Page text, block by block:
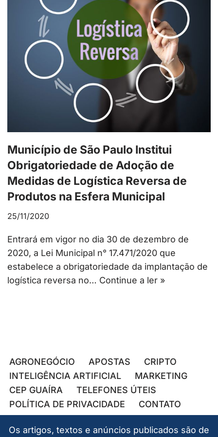
Município de São Paulo Institui
Obrigatoriedade de Adoção de
Medidas de Logística Reversa de
Produtos na Esfera Municipal
25/11/2020
Entrará em vigor no dia 30 de dezembro de
2020, a Lei Municipal n° 17.471/2020 que
estabelece a obrigatoriedade da implantação de
logística reversa no… Continue a ler »
AGRONEGÓCIO APOSTAS
CRIPTO
INTELIGÊNCIA ARTIFICIAL
MARKETING
CEP GUAÍRA
TELEFONES ÚTEIS
POLÍTICA DE PRIVACIDADE
CONTATO
Os artigos, textos e anúncios publicados são de